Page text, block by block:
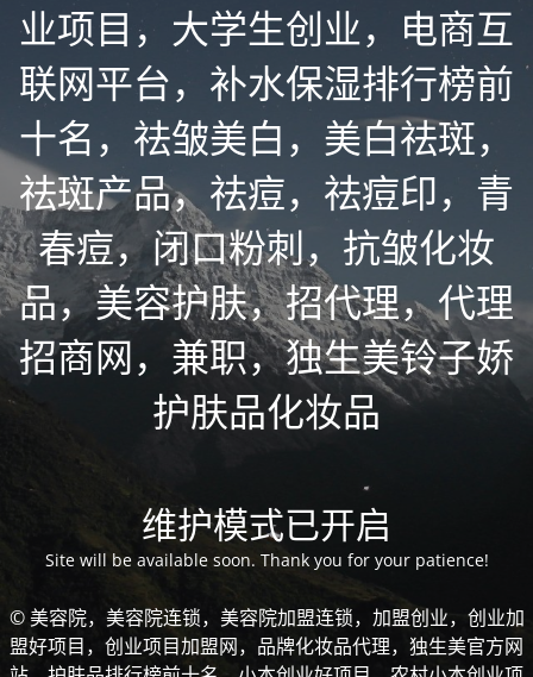
业项目，大学生创业，电商互
联网平台，补水保湿排行榜前
十名，祛皱美白，美白祛斑，
祛斑产品，祛痘，祛痘印，青
春痘，闭口粉刺，抗皱化妆
品，美容护肤，招代理，代理
招商网，兼职，独生美铃子娇
护肤品化妆品
维护模式已开启
Site will be available soon. Thank you for your patience!
© 美容院，美容院连锁，美容院加盟连锁，加盟创业，创业加
盟好项目，创业项目加盟网，品牌化妆品代理，独生美官方网